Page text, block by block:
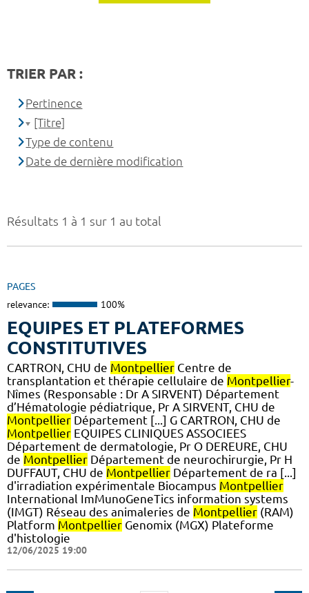
Résultats 1 à 1 sur 1 au total
PAGES
relevance: 100%
EQUIPES ET PLATEFORMES
CONSTITUTIVES
CARTRON, CHU de Montpellier Centre de
transplantation et thérapie cellulaire de Montpellier-
Nîmes (Responsable : Dr A SIRVENT) Département
d’Hématologie pédiatrique, Pr A SIRVENT, CHU de
Montpellier Département [...] G CARTRON, CHU de
Montpellier EQUIPES CLINIQUES ASSOCIEES
Département de dermatologie, Pr O DEREURE, CHU
de Montpellier Département de neurochirurgie, Pr H
DUFFAUT, CHU de Montpellier Département de ra [...]
d'irradiation expérimentale Biocampus Montpellier
International ImMunoGeneTics information systems
(IMGT) Réseau des animaleries de Montpellier (RAM)
Platform Montpellier Genomix (MGX) Plateforme
d'histologie
12/06/2025 19:00
TRIER PAR :
Pertinence
[Titre]
Type de contenu
Date de dernière modification